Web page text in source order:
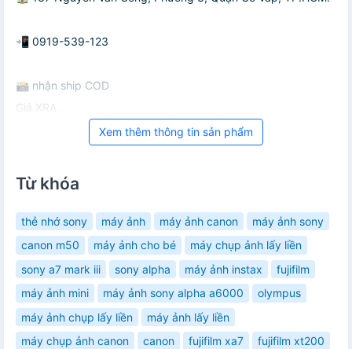
📲 0919-539-123
📸 nhận ship COD
Giá XRA
Xem thêm thông tin sản phẩm
Từ khóa
thẻ nhớ sony máy ảnh máy ảnh canon
máy ảnh sony
canon m50
máy ảnh cho bé
máy chụp ảnh lấy liền
sony a7 mark iii
sony alpha máy ảnh instax
fujifilm
máy ảnh mini
máy ảnh sony alpha a6000
olympus
máy ảnh chụp lấy liền
máy ảnh lấy liền
máy chụp ảnh canon
canon fujifilm xa7
fujifilm xt200